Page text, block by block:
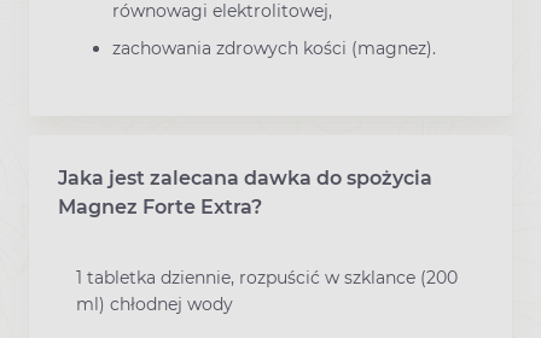
równowagi elektrolitowej,
zachowania zdrowych kości (magnez).
Jaka jest zalecana dawka do spożycia
Magnez Forte Extra?
1 tabletka dziennie, rozpuścić w szklance (200
ml) chłodnej wody